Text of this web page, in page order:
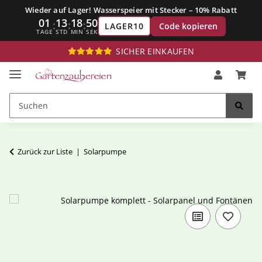
Wieder auf Lager! Wasserspeier mit Stecker – 10% Rabatt
01
TAGE:13
STD:18
MIN:49
SEK
LAGER10 Code kopieren
SICHER EINKAUFEN
Zurück zur Liste Solarpumpe